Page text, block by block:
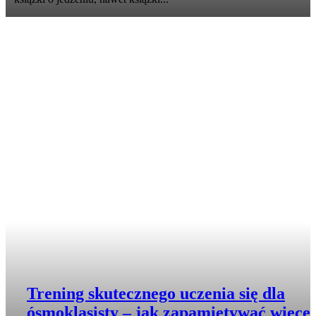
Trening skutecznego uczenia się dla